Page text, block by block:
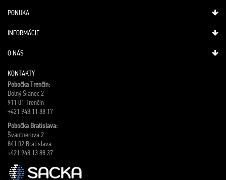
PONUKA
INFORMÁCIE
O NÁS
KONTAKTY
Pobočka Trenčín:
Dolný Šianec 2
911 01 Trenčín
+421 948 11 88 17
Pobočka Bratislava:
Švantnerova 2
841 02 Bratislava
+421 948 13 88 37